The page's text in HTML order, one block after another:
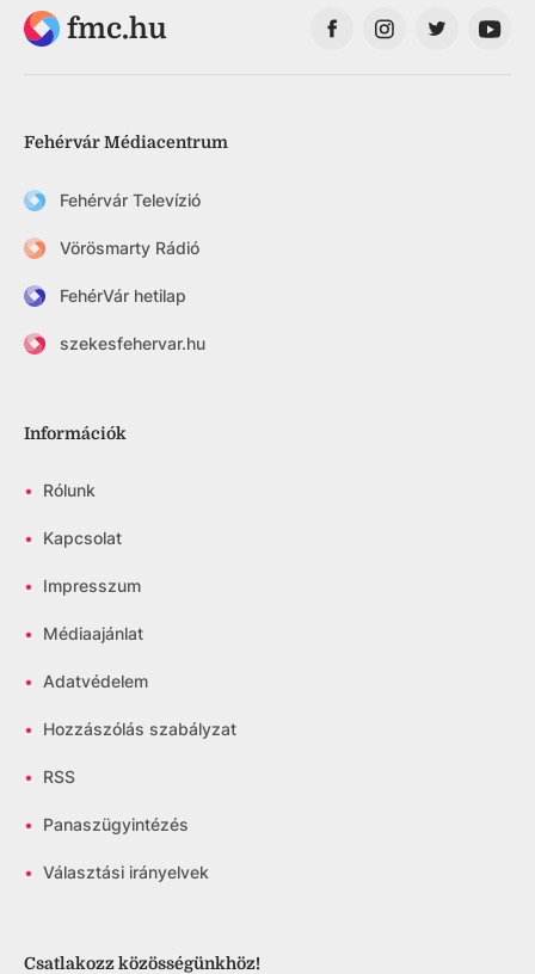
fmc.hu
Fehérvár Médiacentrum
Fehérvár Televízió
Vörösmarty Rádió
FehérVár hetilap
szekesfehervar.hu
Információk
• Rólunk
• Kapcsolat
• Impresszum
• Médiaajánlat
• Adatvédelem
• Hozzászólás szabályzat
• RSS
• Panaszügyintézés
• Választási irányelvek
Csatlakozz közösségünkhöz!